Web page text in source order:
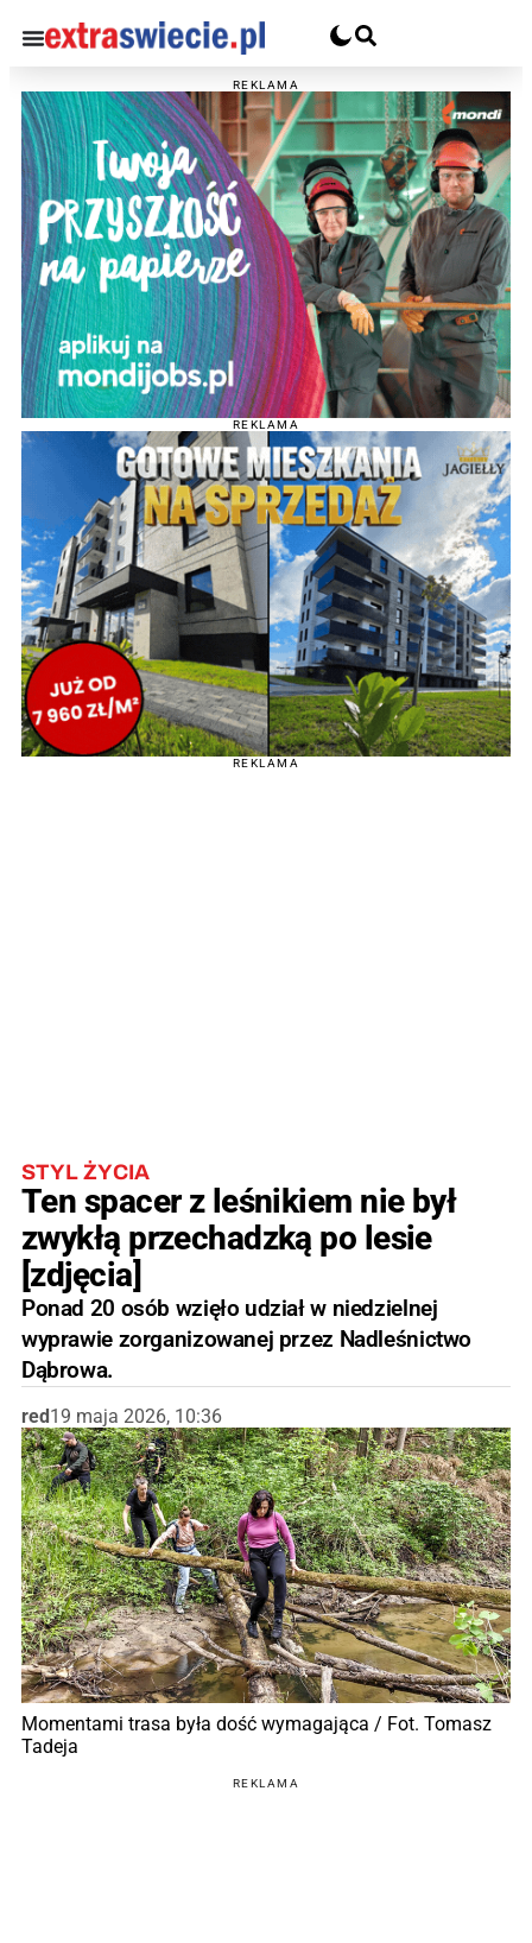
REKLAMA
REKLAMA
REKLAMA
STYL ŻYCIA
Ten spacer z leśnikiem nie był
zwykłą przechadzką po lesie
[zdjęcia]
Ponad 20 osób wzięło udział w niedzielnej
wyprawie zorganizowanej przez Nadleśnictwo
Dąbrowa.
red 19 maja 2026, 10:36
Momentami trasa była dość wymagająca / Fot. Tomasz
Tadeja
REKLAMA